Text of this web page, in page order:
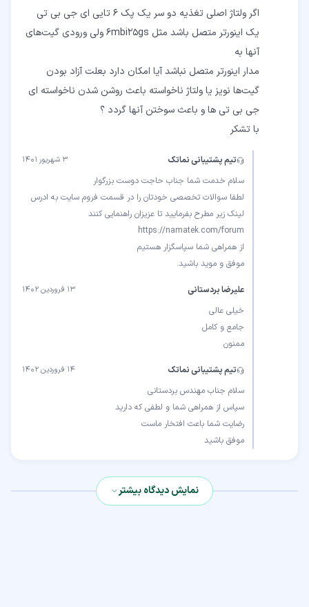
اگر ولتاژ اصلی تغذیه دو سر یک پک ۶ تایی ای جی بی تی
یک اینورتر متصل باشد مثل 6mbi25gs ولی ورودی گیت‌های
مدار اینورتر متصل نباشد آیا امکان دارد بعلت آزاد بودن
گیت‌ها نویز یا ولتاژ ناخواسته باعث روشن شدن ناخواسته ای
با تشکر
تیم پشتیبانی نماتک ۳ شهریور ۱۴۰۱
لطفا سوالات تخصصی خودتان را در قسمت فروم سایت به ادرس
موفق و موید باشید.
علیرضا بردستانی ۱۳ فروردین ۱۴۰۲
ممنون
تیم پشتیبانی نماتک ۱۴ فروردین ۱۴۰۲
موفق باشید
نمایش دیدگاه بیشتر